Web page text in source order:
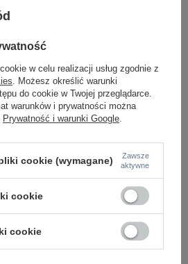
286,00 zł /
w celu realizacji usług zgodnie z
. Możesz określić warunki
do cookie w Twojej przeglądarce.
warunków i prywatności można
Prywatność i warunki Google
cookie (wymagane)
Zawsze
aktywne
cookie
cookie